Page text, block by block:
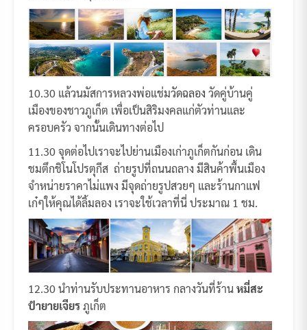
10.30 แล้วนมัสการหลวงพ่อแช่มวัดฉลอง วัดคู่บ้านคู่
เมืองของชาวภูเก็ต เพื่อเป็นสิริมงคลแก่ตัวท่านและ
ครอบครัว จากนั้นเดินทางต่อไป
11.30 จุดต่อไปเราจะไปย่านเมืองเก่าภูเก็ตกันก่อน เดิน
ชมตึกชิโนโปรตุกีส ถ่ายรูปที่ถนนถลาง มีสินค้าพื้นเมือง
จำหน่ายราคาไม่แพง มีจุดถ่ายรูปสวยๆ และร้านกาแฟ
เก๋ๆให้คุณได้ลิ้มลอง เราจะใช้เวลาที่นี่ ประมาณ 1 ชม.
12.30 นำท่านรับประทานอาหาร กลางวันที่ร้านหมี่สะ
ปำยายเจียรภูเก็ต